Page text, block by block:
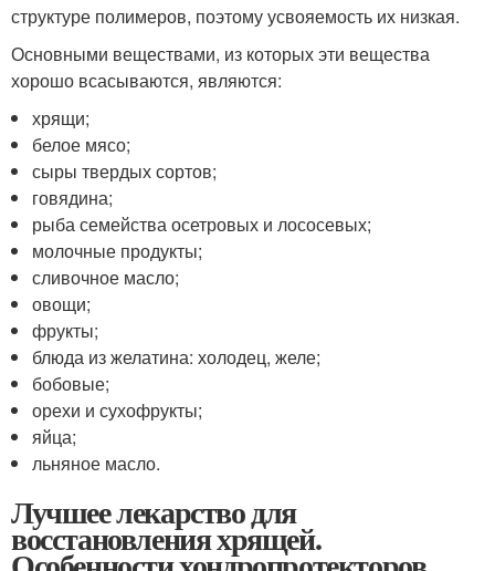
структуре полимеров, поэтому усвояемость их низкая.
Основными веществами, из которых эти вещества
хорошо всасываются, являются:
хрящи;
белое мясо;
сыры твердых сортов;
говядина;
рыба семейства осетровых и лососевых;
молочные продукты;
сливочное масло;
овощи;
фрукты;
блюда из желатина: холодец, желе;
бобовые;
орехи и сухофрукты;
яйца;
льняное масло.
Лучшее лекарство для
восстановления хрящей.